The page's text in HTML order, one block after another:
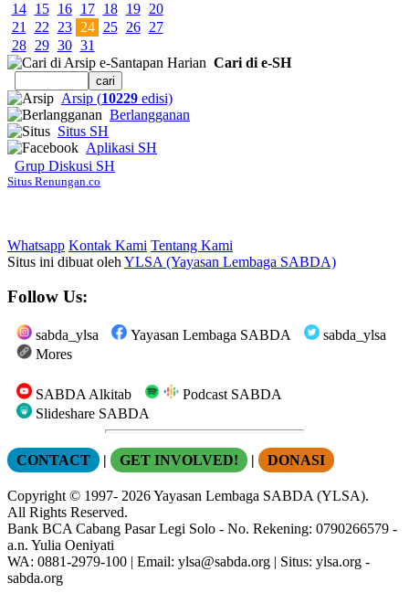
14
15 16 17 18 19 20
21 22 23 24 25 26 27
28 29 30 31
Cari di e-SH
Arsip (10229 edisi)
Berlangganan
Situs SH
Aplikasi SH
Grup Diskusi SH
Situs Renungan.co
Whatsapp Kontak Kami Tentang Kami
Situs ini dibuat oleh YLSA (Yayasan Lembaga SABDA)
Follow Us:
sabda_ylsa Yayasan Lembaga SABDA
sabda_ylsa
Mores
SABDA Alkitab
Podcast SABDA
Slideshare SABDA
CONTACT | GET INVOLVED! | DONASI
Copyright © 1997- 2026Yayasan Lembaga SABDA (YLSA).
All Rights Reserved.
Bank BCA Cabang Pasar Legi Solo - No. Rekening: 0790266579 -
a.n. Yulia Oeniyati
WA: 0881-2979-100 | Email: ylsa@sabda.org | Situs: ylsa.org -
sabda.org